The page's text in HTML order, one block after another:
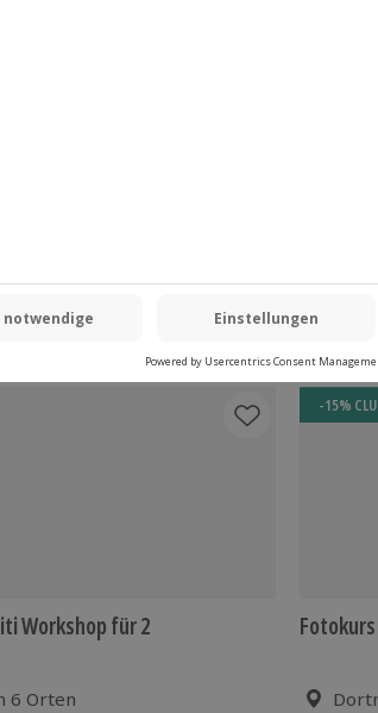
zur Verfügung gestellt. An
Gebühr vor Ort erworben
Workshop für 2
6 Orten
-15%